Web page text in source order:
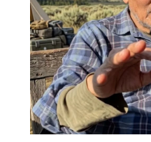
เห็นกันหลายคนแล้ว กลัวว่าแ
พี่ๆ